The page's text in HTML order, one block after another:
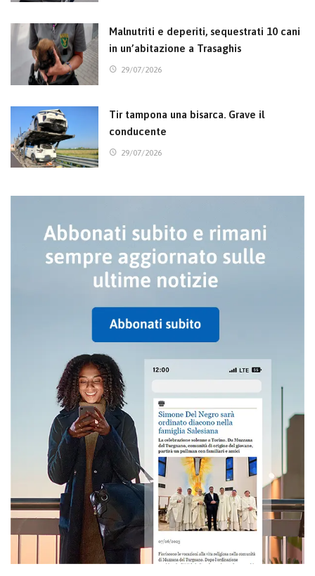
Malnutriti e deperiti, sequestrati 10 cani
in un’abitazione a Trasaghis
29/07/2026
Tir tampona una bisarca. Grave il
conducente
29/07/2026